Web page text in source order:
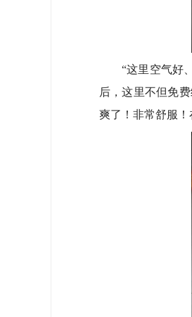
“这里空气好、
后，这里不但免
爽了！非常舒服！